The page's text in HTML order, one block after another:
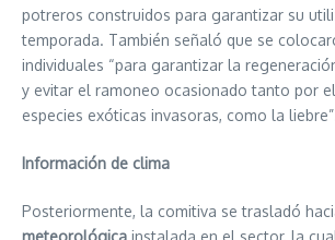
potreros construidos para garantizar su
temporada. También señaló que se
individuales “para garantizar la
y evitar el ramoneo ocasionado tanto por
especies exóticas invasoras, como la
Información de clima
Posteriormente, la comitiva se trasladó
meteorológica instalada en el sector, la